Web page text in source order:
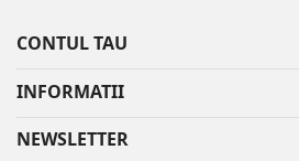
CONTUL TAU
INFORMATII
NEWSLETTER